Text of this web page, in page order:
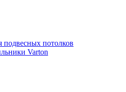
подвесных потолков
Varton